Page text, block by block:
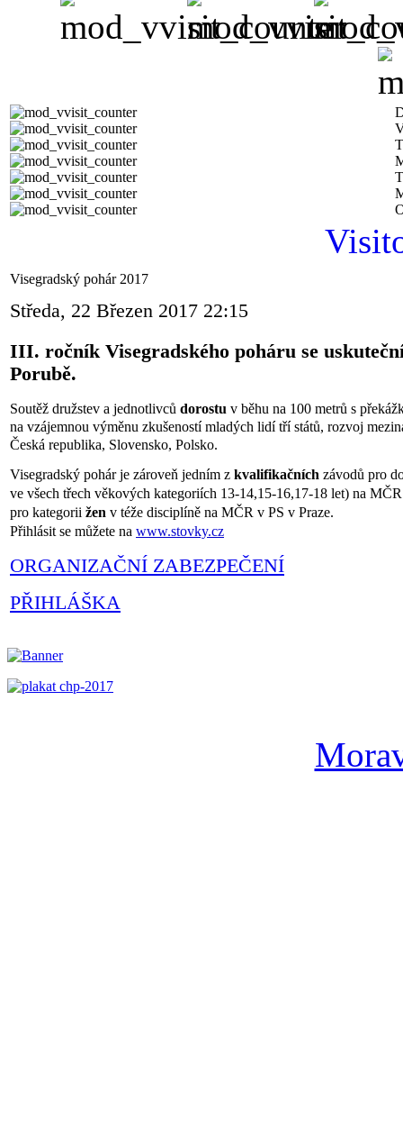
Visegradský pohár 2017
Středa, 22 Březen 2017 22:15
III. ročník Visegradského poháru se
Porubě.
Soutěž družstev a jednotlivců dorostu v běhu na 100 metrů s
na vzájemnou výměnu zkušeností mladých lidí tří států, rozvoj
Česká republika, Slovensko, Polsko.
Visegradský pohár je zároveň jedním z kvalifikačních závodů pro
ve všech třech věkových kategoriích 13-14,15-16,17-18 let) na
pro kategorii žen v téže disciplíně na MČR v PS v Praze.
Přihlásit se můžete na www.stovky.cz
ORGANIZAČNÍ ZABEZPEČENÍ
PŘIHLÁŠKA